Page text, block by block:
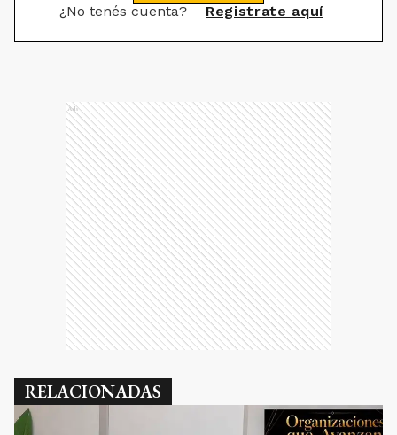
¿No tenés cuenta? Registrate aquí
Ads
RELACIONADAS